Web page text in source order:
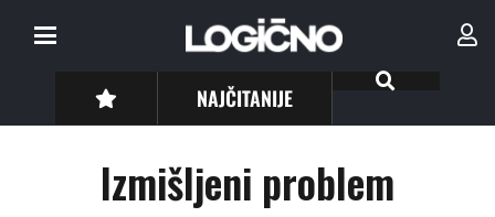
NAJČITANIJE
Izmišljeni problem